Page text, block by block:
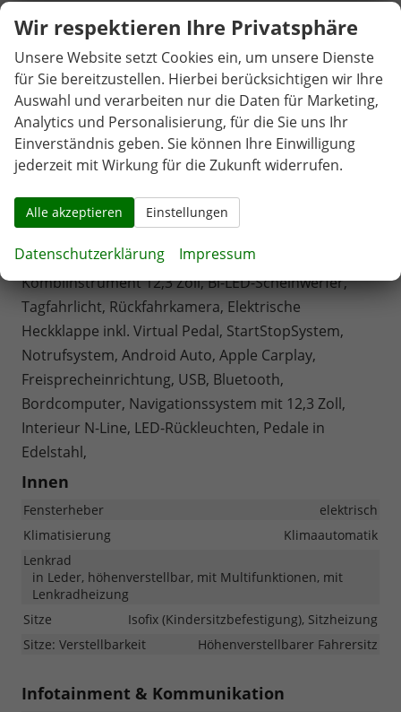
Fahrersitz höhenverstellbar, Lederlenkrad, Sitzbezug
Stoff, Lenkrad höhenverstellbar, Beheizbares
Lenkrad, Multifunktionslenkrad, Isofix, SunSet -
abgedunkelte Scheiben, 19 Zoll Alufelgen , ABS,
Außenspiegel elektrisch, Fensterheber elektrisch,
Climatronic, Seitenairbags, Servolenkung,
Wegfahrsperre, Zentralverriegelung mit Funk,
Beifahrerairbag, Fahrerairbag, Parkpilot hinten,
Parkpilot vorne, Reifendruckkontrolle, Digitales
Kombiinstrument 12,3 Zoll, Bi-LED-Scheinwerfer,
Tagfahrlicht, Rückfahrkamera, Elektrische
Heckklappe inkl. Virtual Pedal, StartStopSystem,
Notrufsystem, Android Auto, Apple Carplay,
Freisprecheinrichtung, USB, Bluetooth,
Bordcomputer, Navigationssystem mit 12,3 Zoll,
Interieur N-Line, LED-Rückleuchten, Pedale in
Edelstahl,
Innen
Fensterheber
elektrisch
Klimatisierung
Klimaautomatik
Lenkrad
in Leder, höhenverstellbar, mit Multifunktionen, mit
Lenkradheizung
Sitze
Isofix (Kindersitzbefestigung), Sitzheizung
Sitze: Verstellbarkeit
Höhenverstellbarer Fahrersitz
Infotainment & Kommunikation
Wir respektieren Ihre Privatsphäre
Unsere Website setzt Cookies ein, um unsere Dienste
für Sie bereitzustellen. Hierbei berücksichtigen wir Ihre
Auswahl und verarbeiten nur die Daten für Marketing,
Analytics und Personalisierung, für die Sie uns Ihr
Einverständnis geben. Sie können Ihre Einwilligung
jederzeit mit Wirkung für die Zukunft widerrufen.
Alle akzeptieren Einstellungen
Datenschutzerklärung Impressum